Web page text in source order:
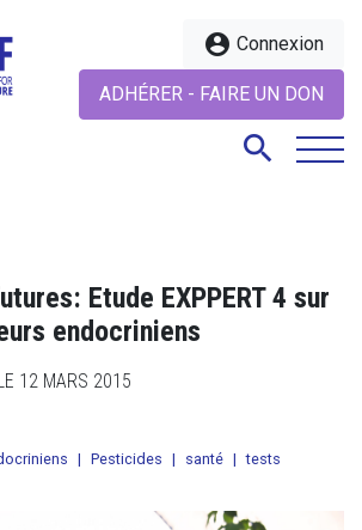
account_circle Connexion
ADHÉRER - FAIRE UN DON
search
search
Etude EXPPERT 4 sur
endocriniens
12 MARS 2015
| Pesticides | santé | tests